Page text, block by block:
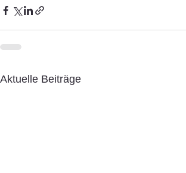
Aktuelle Beiträge